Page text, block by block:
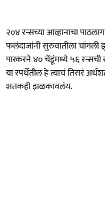
२०४ रन्सच्या आव्हानाचा पाठलाग
फलंदाजांनी सुरुवातीला चांगली
पारकरने ४० चेंडूंमध्ये ५६ रन्सची
या स्पर्धेतील हे त्याचं तिसरं
शतकही झळकावलंय.